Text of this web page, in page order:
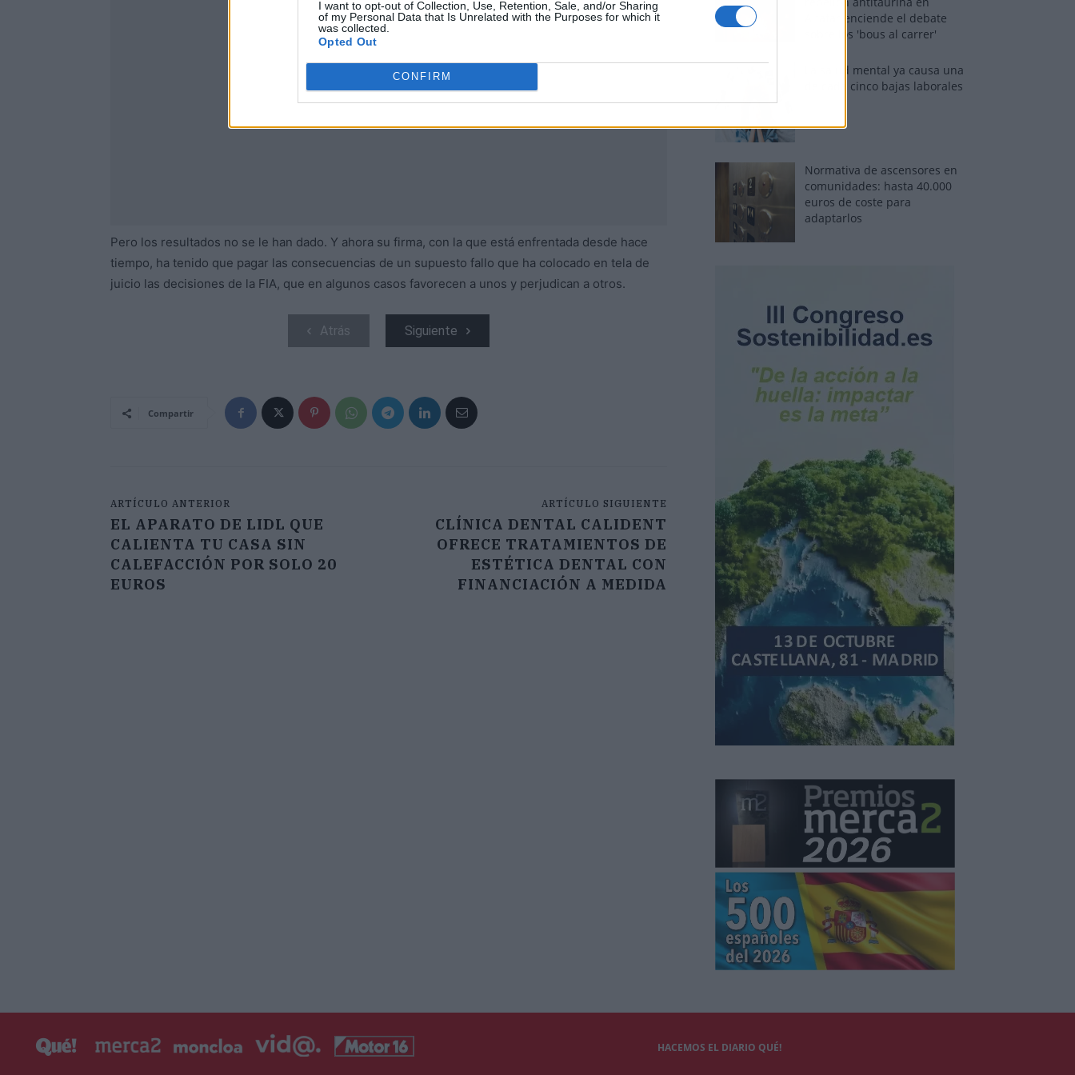
I want to opt-out of Collection, Use, Retention, Sale, and/or Sharing
of my Personal Data that Is Unrelated with the Purposes for which it
was collected.
Opted Out
CONFIRM
Pero los resultados no se le han dado. Y ahora su firma, con la que está enfrentada desde hace
tiempo, ha tenido que pagar las consecuencias de un supuesto fallo que ha colocado en tela de
juicio las decisiones de la FIA, que en algunos casos favorecen a unos y perjudican a otros.
Atrás Siguiente
Compartir
ARTÍCULO ANTERIOR
EL APARATO DE LIDL QUE
CALIENTA TU CASA SIN
CALEFACCIÓN POR SOLO 20
EUROS
ARTÍCULO SIGUIENTE
CLÍNICA DENTAL CALIDENT
OFRECE TRATAMIENTOS DE
ESTÉTICA DENTAL CON
FINANCIACIÓN A MEDIDA
Alfafar enciende el debate
sobre los 'bous al carrer'
La salud mental ya causa una
de cada cinco bajas laborales
Normativa de ascensores en
comunidades: hasta 40.000
euros de coste para
adaptarlos
HACEMOS EL DIARIO QUÉ!